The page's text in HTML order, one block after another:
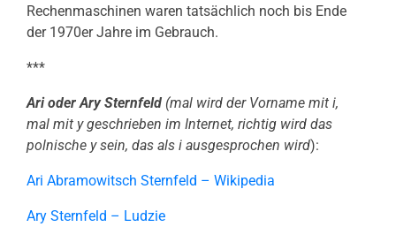
Rechenmaschinen waren tatsächlich noch bis Ende
der 1970er Jahre im Gebrauch.
***
Ari oder Ary Sternfeld (mal wird der Vorname mit i,
mal mit y geschrieben im Internet, richtig wird das
polnische y sein, das als i ausgesprochen wird):
Ari Abramowitsch Sternfeld – Wikipedia
Ary Sternfeld – Ludzie